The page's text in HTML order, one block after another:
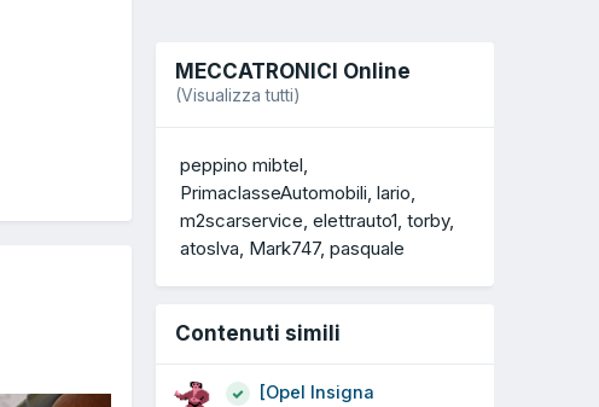
MECCATRONICI Online
(Visualizza tutti)
peppino mibtel
PrimaclasseAutomobili lario
m2scarservice elettrauto1 torby
atoslva Mark747 pasquale
Contenuti simili
[Opel Insigna